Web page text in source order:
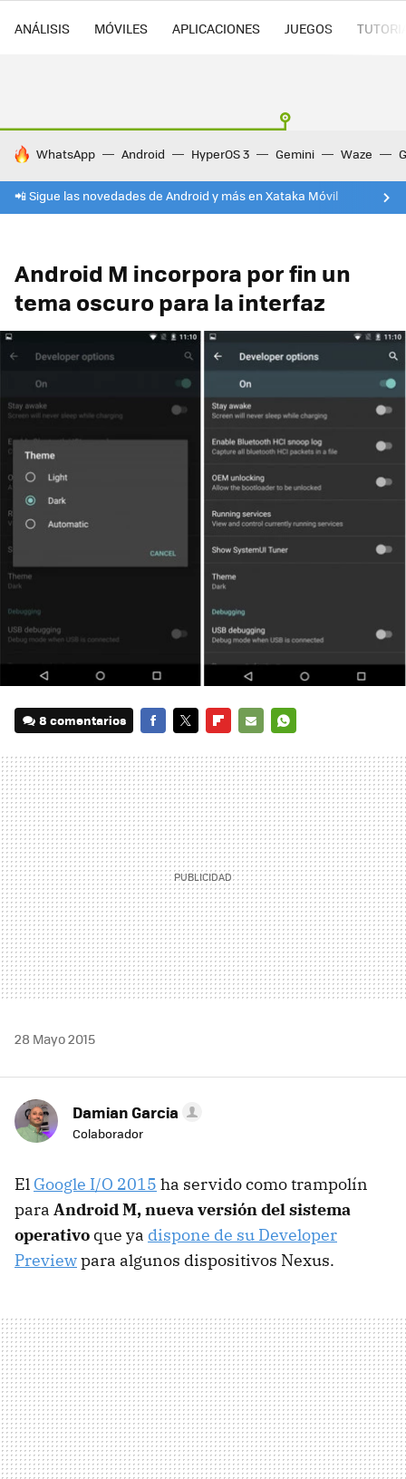
ANÁLISIS MÓVILES APLICACIONES JUEGOS
HOY SE HABLA DE
WhatsApp Android HyperOS 3 Gemini Waze
📲 Sigue las novedades de Android y más en Xataka Móvil
Android M incorpora por fin un
tema oscuro para la interfaz
8 comentarios
MAIL
28 Mayo 2015
Damian Garcia
Colaborador
El Google I/O 2015 ha servido como trampolín
para Android M, nueva versión del sistema
operativo que ya dispone de su Developer
Previewpara algunos dispositivos Nexus.